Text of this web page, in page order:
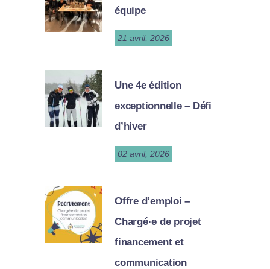
équipe
21 avril, 2026
Une 4e édition
exceptionnelle – Défi
d’hiver
02 avril, 2026
Offre d’emploi –
Chargé·e de projet
financement et
communication